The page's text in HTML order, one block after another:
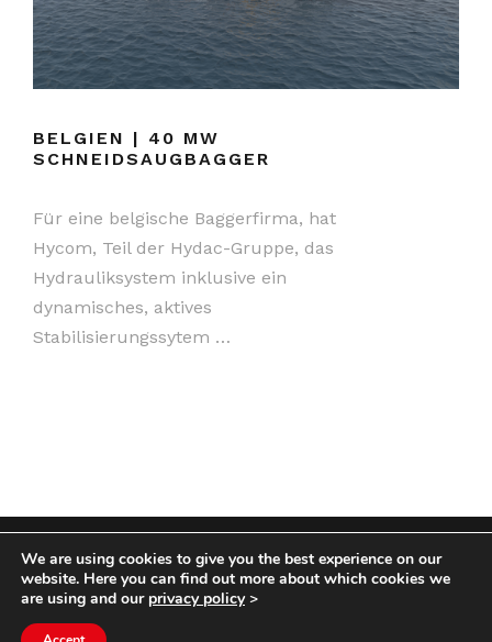
BELGIEN | 40 MW
SCHNEIDSAUGBAGGER
Für eine belgische Baggerfirma, hat
Hycom, Teil der Hydac-Gruppe, das
Hydrauliksystem inklusive ein
dynamisches, aktives
Stabilisierungssytem …
COPYRIGHT HYCOM ALL RIGHTS RESERVED |
IMPRINT|TERMS & CONDITIONS
We are using cookies to give you the best experience on our
website. Here you can find out more about which cookies we
are using and our privacy policy>